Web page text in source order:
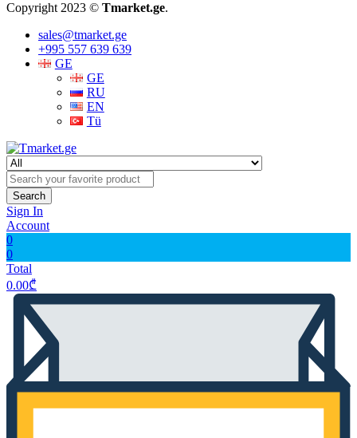
Copyright 2023 © Tmarket.ge.
sales@tmarket.ge
+995 557 639 639
GE
GE
RU
EN
Tü
Search
Sign In
Account
0
0
Total
0.00₾